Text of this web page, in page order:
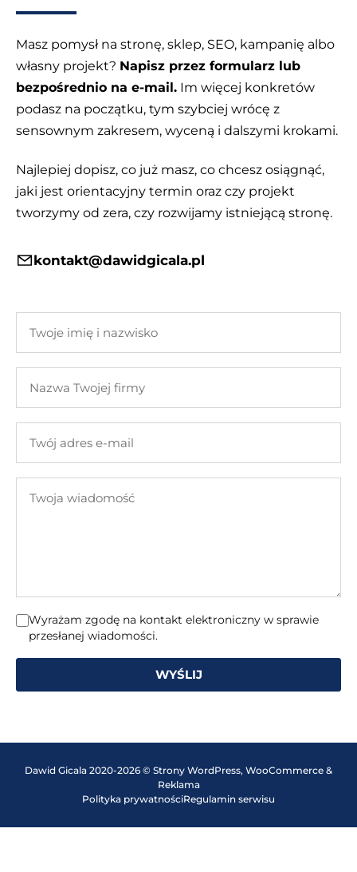
Masz pomysł na stronę, sklep, SEO, kampanię albo
własny projekt? Napisz przez formularz lub
bezpośrednio na e-mail. Im więcej konkretów
podasz na początku, tym szybciej wrócę z
sensownym zakresem, wyceną i dalszymi krokami.
Najlepiej dopisz, co już masz, co chcesz osiągnąć,
jaki jest orientacyjny termin oraz czy projekt
tworzymy od zera, czy rozwijamy istniejącą stronę.
kontakt@dawidgicala.pl
imię
nazwisko
Twojej
adres
mail
wiadomość
Wyrażam zgodę na kontakt elektroniczny w sprawie
przesłanej wiadomości.
WYŚLIJ
Dawid Gicala 2020-2026 © Strony WordPress, WooCommerce &
Reklama
Polityka prywatnościRegulamin serwisu